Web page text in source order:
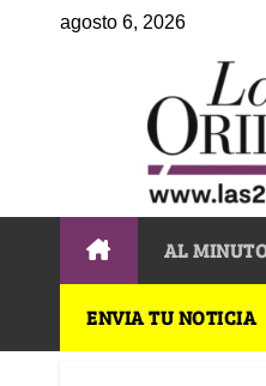
agosto 6, 2026
AL
ENVIA TU NOTICIA